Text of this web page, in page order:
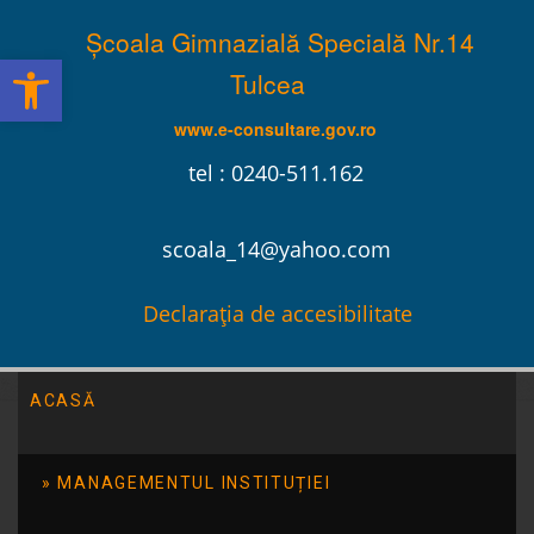
Școala Gimnazială Specială Nr.14
Tulcea
www.e-consultare.gov.ro
tel : 0240-511.162
scoala_14@yahoo.com
Declarația de accesibilitate
ACASĂ
MANAGEMENTUL INSTITUȚIEI
Deschide bara de unelte